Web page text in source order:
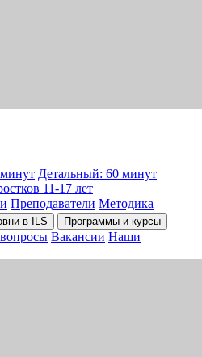
Детальный: 60 минут
11-17 лет
Преподаватели Методика
в ILS Программы и курсы
Вакансии Наши